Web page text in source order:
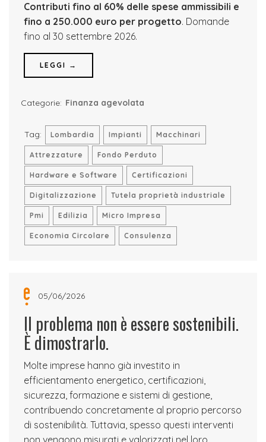
Contributi fino al 60% delle spese ammissibili e
fino a 250.000 euro per progetto. Domande
fino al 30 settembre 2026.
LEGGI →
Categorie: Finanza agevolata
Tag: Lombardia Impianti Macchinari
Attrezzature Fondo Perduto
Hardware e Software Certificazioni
Digitalizzazione Tutela proprietà industriale
Pmi Edilizia Micro Impresa
Economia Circolare Consulenza
05/06/2026
Il problema non è essere sostenibili.
È dimostrarlo.
Molte imprese hanno già investito in
efficientamento energetico, certificazioni,
sicurezza, formazione e sistemi di gestione,
contribuendo concretamente al proprio percorso
di sostenibilità. Tuttavia, spesso questi interventi
non vengono misurati e valorizzati nel loro